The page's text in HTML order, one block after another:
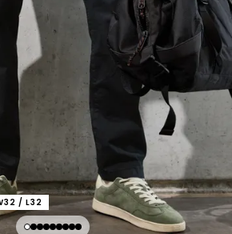
/ L32